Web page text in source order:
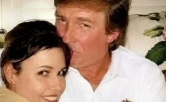
маленький… і такий
звернулася до людей із
про свого сина, біль утрати й